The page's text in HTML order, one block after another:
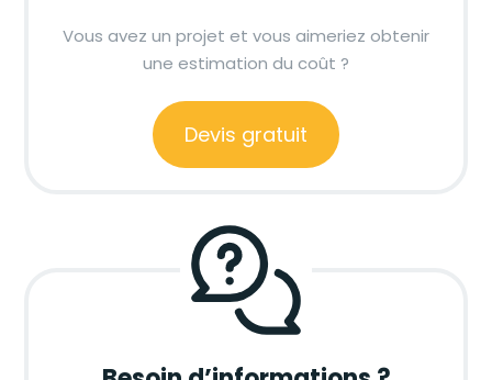
Vous avez un projet et vous aimeriez obtenir
une estimation du coût ?
Devis gratuit